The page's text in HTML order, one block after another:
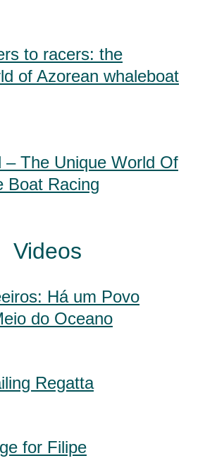
to racers: the
of Azorean whaleboat
– The Unique World Of
Boat Racing
Videos
Há um Povo
do Oceano
Regatta
for Filipe